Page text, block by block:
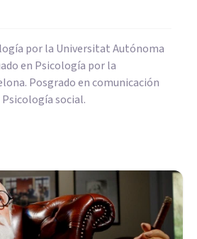
por la Universitat Autónoma
en Psicología por la
Posgrado en comunicación
social.